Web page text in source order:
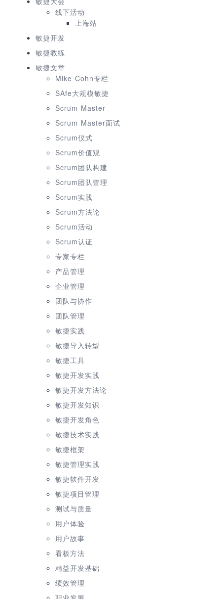
线下活动
上海站
敏捷开发
敏捷教练
敏捷文章
Mike Cohn专栏
SAfe大规模敏捷
Scrum Master
Scrum Master面试
Scrum仪式
Scrum价值观
Scrum团队构建
Scrum团队管理
Scrum实践
Scrum方法论
Scrum活动
Scrum认证
专家专栏
产品管理
企业管理
团队与协作
团队管理
敏捷实践
敏捷导入转型
敏捷工具
敏捷开发实践
敏捷开发方法论
敏捷开发知识
敏捷开发角色
敏捷技术实践
敏捷框架
敏捷管理实践
敏捷软件开发
敏捷项目管理
测试与质量
用户体验
用户故事
看板方法
精益开发基础
绩效管理